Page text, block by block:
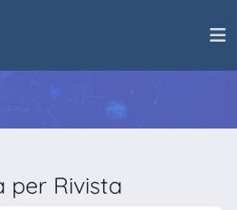
per Rivista